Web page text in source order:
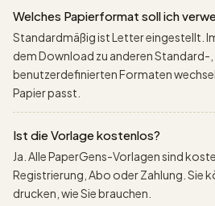
Welches Papierformat soll ich
Standardmäßig ist Letter eingestellt.
dem Download zu anderen
benutzerdefinierten Formaten
Papier passt.
Ist die Vorlage kostenlos?
Ja. Alle PaperGens-Vorlagen sind
Registrierung, Abo oder Zahlung. Sie
drucken, wie Sie brauchen.